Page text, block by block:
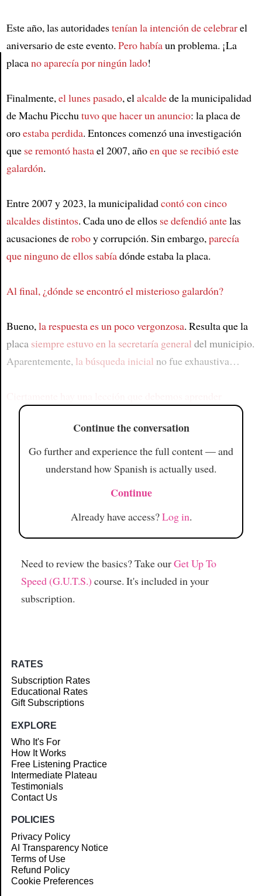
Este año, las autoridadestenían la intención de celebrarel
aniversario de este evento. Pero habíaun problema. ¡La
placano aparecía por ningún lado!
Finalmente,el lunes pasado, elalcaldede la municipalidad
de Machu Picchutuvo que hacer un anuncio: la placa de
oroestaba perdida. Entonces comenzó una investigación
que se remontó hastael 2007, añoen que se recibió este
galardón.
Entre 2007 y 2023, la municipalidadcontó con cinco
alcaldes distintos. Cada uno de ellos se defendió antelas
acusaciones deroboy corrupción. Sin embargo,parecía
que ninguno de ellos sabíadónde estaba la placa.
Al final, ¿dónde se encontró el misterioso galardón?
Bueno,la respuesta es un poco vergonzosa. Resulta que la
placa siempre estuvo en la secretaría general del municipio.
Aparentemente, la búsqueda inicial no fue exhaustiva…
Continue the conversation
Go further and experience the full content — and
understand how Spanish is actually used.
Continue
Already have access?Log in.
Need to review the basics? Take ourGet Up To
Speed (G.U.T.S.) course. It's included in your
subscription.
RATES
Subscription Rates
Educational Rates
Gift Subscriptions
EXPLORE
Who It's For
How It Works
Free Listening Practice
Intermediate Plateau
Testimonials
Contact Us
POLICIES
Privacy Policy
AI Transparency Notice
Terms of Use
Refund Policy
Cookie Preferences